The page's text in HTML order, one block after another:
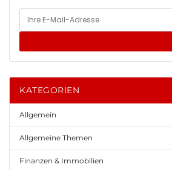
KATEGORIEN
Allgemein
Allgemeine Themen
Finanzen & Immobilien